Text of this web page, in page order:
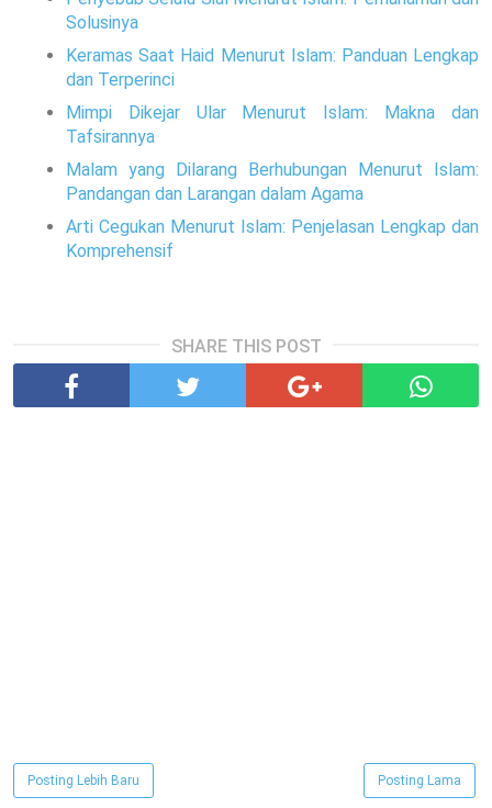
Solusinya
Keramas Saat Haid Menurut Islam: Panduan Lengkap
dan Terperinci
Mimpi Dikejar Ular Menurut Islam: Makna dan
Tafsirannya
Malam yang Dilarang Berhubungan Menurut Islam:
Pandangan dan Larangan dalam Agama
Arti Cegukan Menurut Islam: Penjelasan Lengkap dan
Komprehensif
SHARE THIS POST
Posting Lebih Baru Posting Lama